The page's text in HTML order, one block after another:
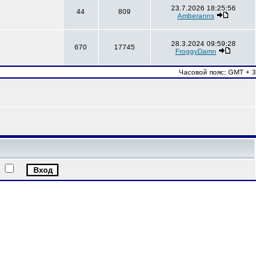
44 809
23.7.2026 18:25:56
Amberanns
670 17745
28.3.2024 09:59:28
FroggyDamn
Часовой пояс: GMT + 3